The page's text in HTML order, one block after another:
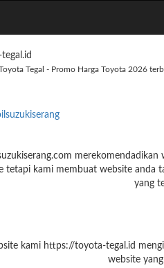
Tegal - Promo Harga Toyota 2026
tetapi kami membuat website anda
yang
kami https://toyota-tegal.id
website